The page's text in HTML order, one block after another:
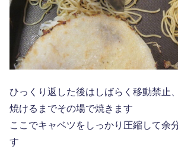
ひっくり返した後はしばらく移動禁止
焼けるまでその場で焼きます
ここでキャベツをしっかり圧縮して余
す